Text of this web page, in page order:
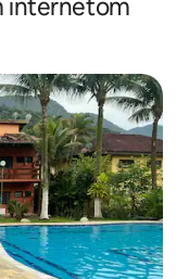
internetom